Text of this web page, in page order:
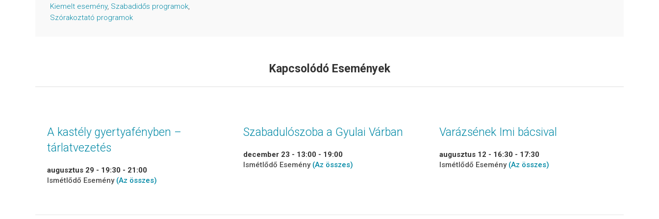
Kiemelt esemény, Szabadidős programok
Szórakoztató programok
Kapcsolódó Események
A kastély gyertyafényben –
tárlatvezetés
augusztus 29 - 19:30 - 21:00
Ismétlődő Esemény (Az összes)
Szabadulószoba a Gyulai Várban
december 23 - 13:00 - 19:00
Ismétlődő Esemény (Az összes)
Varázsének Imi bácsival
augusztus 12 - 16:30 - 17:30
Ismétlődő Esemény (Az összes)